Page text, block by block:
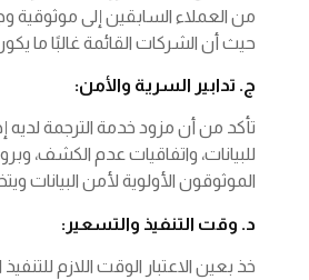
من العملاء السابقين إلى موثوقية
حيث أن الشركات القائمة غالبًا ما
ج. تدابير السرية والأمن:
تأكد من أن مزود خدمة الترجمة
للبيانات، واتفاقيات عدم الكشف،
الموثوقون الأولوية لأمن البيانات
د. وقت التنفيذ والتسعير:
خذ بعين الاعتبار الوقت اللازم